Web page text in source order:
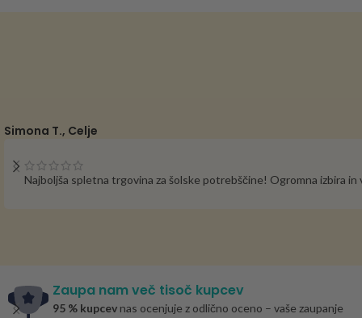
Simona T., Celje
Najboljša spletna trgovina za šolske potrebščine! Ogromna izbira
Zaupa nam več tisoč kupcev
95 % kupcev nas ocenjuje z odlično oceno – vaše zaupanje